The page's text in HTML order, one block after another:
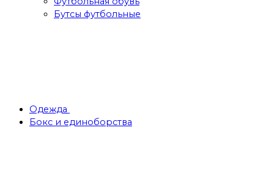
Бутсы футбольные
Одежда
Бокс и единоборства